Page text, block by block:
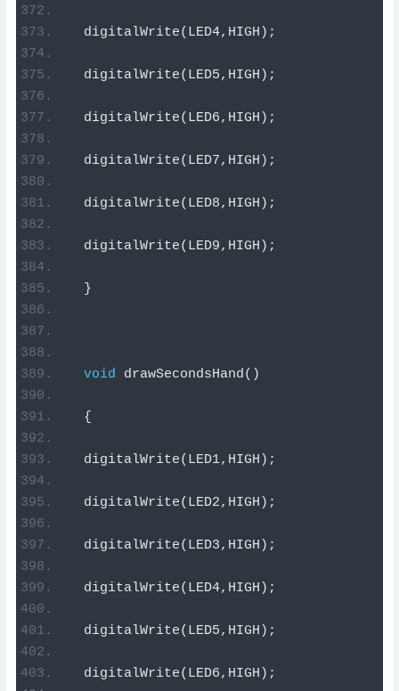
  digitalWrite
( LED4, HIGH );
  digitalWrite
( LED5, HIGH );
  digitalWrite
( LED6, HIGH );
  digitalWrite
( LED7, HIGH );
  digitalWrite
( LED8, HIGH );
  digitalWrite
( LED9, HIGH );
}
void drawSecondsHand()
{
  digitalWrite
( LED1, HIGH );
  digitalWrite
( LED2, HIGH );
  digitalWrite
( LED3, HIGH );
  digitalWrite
( LED4, HIGH );
  digitalWrite
( LED5, HIGH );
  digitalWrite
( LED6, HIGH );